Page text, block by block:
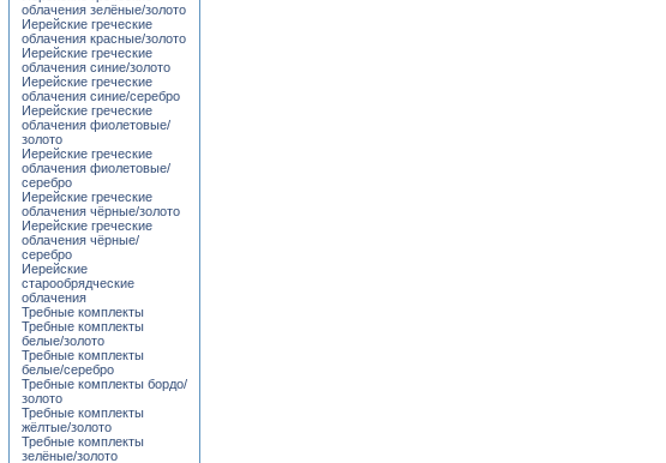
облачения зелёные/золото
Иерейские греческие
облачения красные/золото
Иерейские греческие
облачения синие/золото
Иерейские греческие
облачения синие/серебро
Иерейские греческие
облачения фиолетовые/
золото
Иерейские греческие
облачения фиолетовые/
серебро
Иерейские греческие
облачения чёрные/золото
Иерейские греческие
облачения чёрные/
серебро
Иерейские
старообрядческие
облачения
Требные комплекты
Требные комплекты
белые/золото
Требные комплекты
белые/серебро
Требные комплекты бордо/
золото
Требные комплекты
жёлтые/золото
Требные комплекты
зелёные/золото